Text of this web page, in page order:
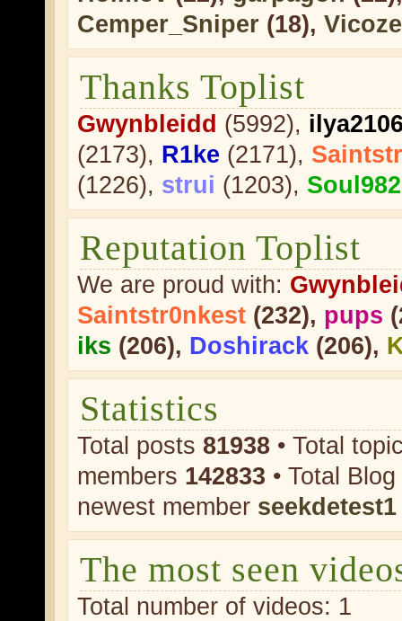
Cemper_Sniper (18),
Thanks Toplist
Gwynbleidd (5992),
(2173), R1ke (2171),
(1226), strui (1203), Soul982
Reputation Toplist
We are proud with:
Saintstr0nkest (232), pups
iks (206), Doshirack (206),
Statistics
Total posts 81938 • Total
members 142833 • Total
newest member seekdetest1
The most seen
Total number of videos: 1